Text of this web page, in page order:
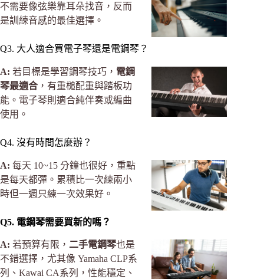
不需要像弦樂靠耳朵找音，反而
是訓練音感的最佳選擇。
Q3. 大人適合買電子琴還是電鋼琴？
A: 若目標是學習鋼琴技巧， 電鋼
琴最適合 ，有重槌配重與踏板功
能。電子琴則適合純伴奏或編曲
使用。
Q4. 沒有時間怎麼辦？
A: 每天 10~15 分鐘也很好，重點
是每天都彈。累積比一次練兩小
時但一週只練一次效果好。
Q5. 電鋼琴需要買新的嗎？
A: 若預算有限， 二手電鋼琴也是
不錯選擇，尤其像 Yamaha CLP系
列、Kawai CA系列，性能穩定、